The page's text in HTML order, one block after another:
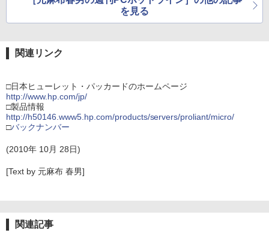
を見る
関連リンク
□日本ヒューレット・パッカードのホームページ
http://www.hp.com/jp/
□製品情報
http://h50146.www5.hp.com/products/servers/proliant/micro/
□バックナンバー
(2010年 10月 28日)
[Text by 元麻布 春男]
関連記事